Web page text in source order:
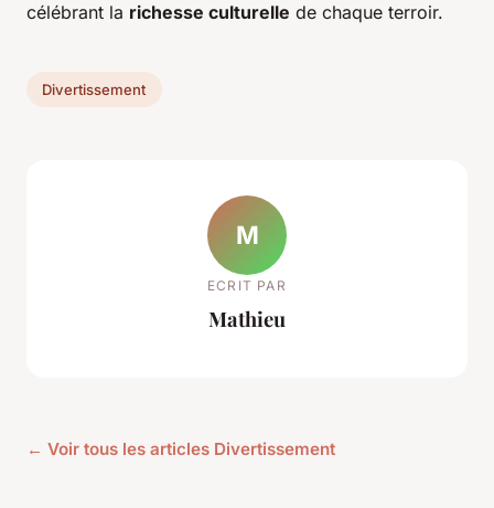
célébrant la richesse culturelle de chaque terroir.
Divertissement
M
ECRIT PAR
Mathieu
← Voir tous les articles Divertissement